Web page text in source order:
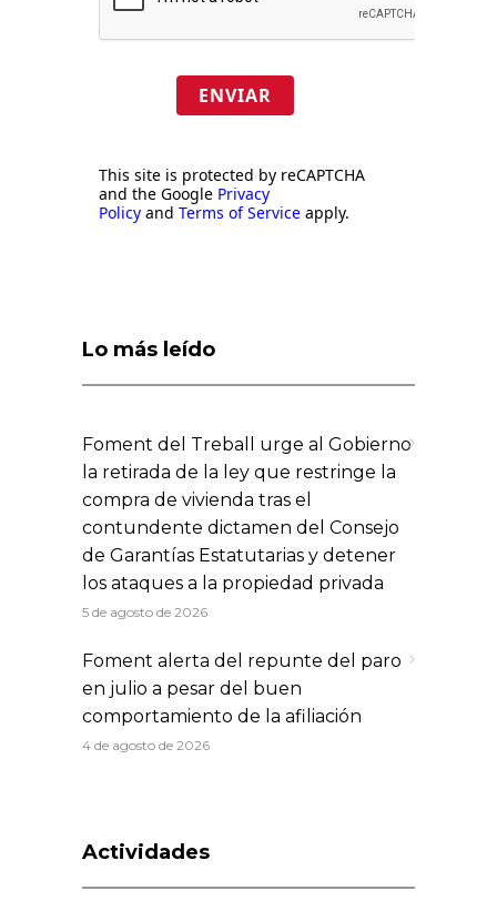
ENVIAR
This site is protected by reCAPTCHA
and the Google Privacy
Policy and Terms of Service apply.
Lo más leído
Foment del Treball urge al Gobierno
la retirada de la ley que restringe la
compra de vivienda tras el
contundente dictamen del Consejo
de Garantías Estatutarias y detener
los ataques a la propiedad privada
5 de agosto de 2026
Foment alerta del repunte del paro
en julio a pesar del buen
comportamiento de la afiliación
4 de agosto de 2026
Actividades